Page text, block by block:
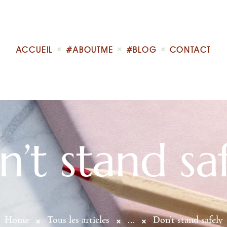
ACCUEIL #ABOUTME #BLOG CONTACT
stand
Home Tous les articles ... Don’t stand safely